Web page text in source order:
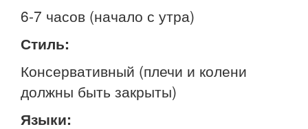
6-7 часов (начало с утра)
Стиль:
Консервативный (плечи и колени
должны быть закрыты)
Языки: